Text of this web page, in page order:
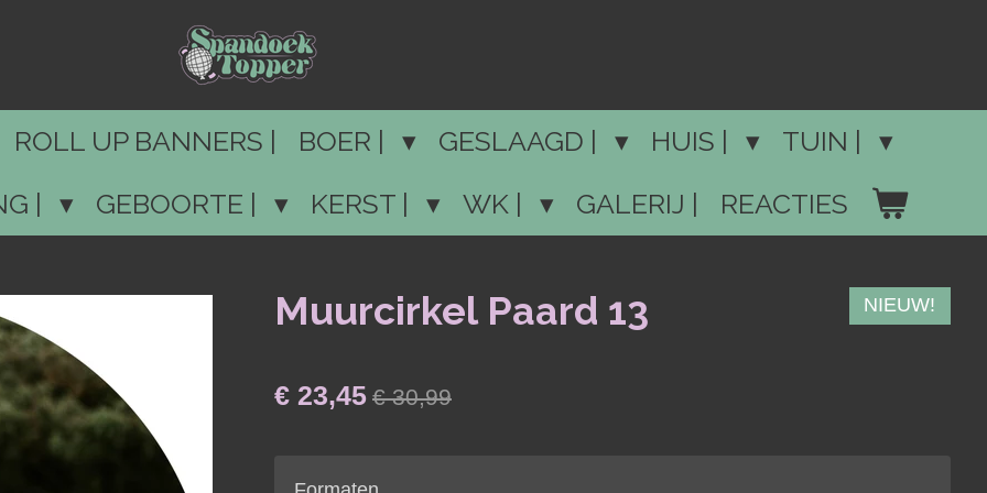
ROLL UP BANNERS | BOER | GESLAAGD | HUIS |
TUIN |
| GEBOORTE | KERST | WK | GALERIJ | REACTIES
Muurcirkel Paard 13 NIEUW!
€ 23,45 € 30,99